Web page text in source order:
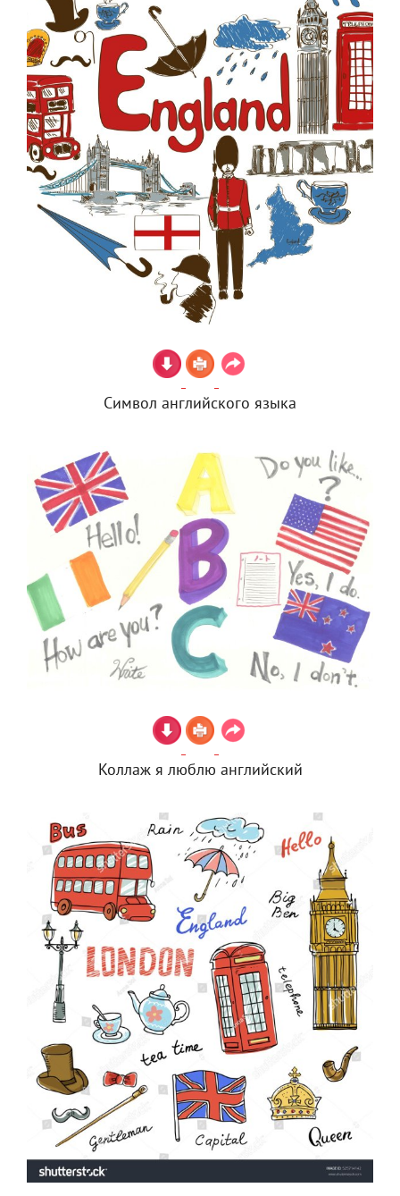
Символ английского языка
Коллаж я люблю английский